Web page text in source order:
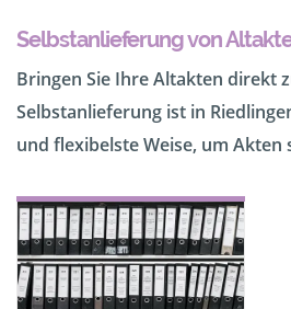
Selbstanlieferung von
Bringen Sie Ihre Altakten direkt
Selbstanlieferung ist in
und flexibelste Weise, um Akten